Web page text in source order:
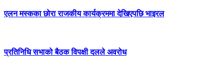
एलन मस्कका छोरा राजकीय कार्यक्रममा देखिएपछि भाइरल
प्रतिनिधि सभाको बैठक विपक्षी दलले अवरोध